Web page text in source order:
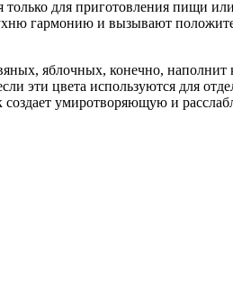
только для приготовления пищи
гармонию и вызывают
яблочных, конечно,
эти цвета используются для
умиротворяющую и